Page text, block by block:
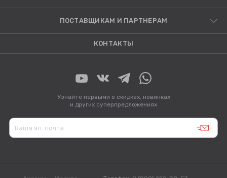
ПОСТАВЩИКАМ И ПАРТНЕРАМ
КОНТАКТЫ
Узнайте первыми о скидках, новинках
и других суперпредложениях